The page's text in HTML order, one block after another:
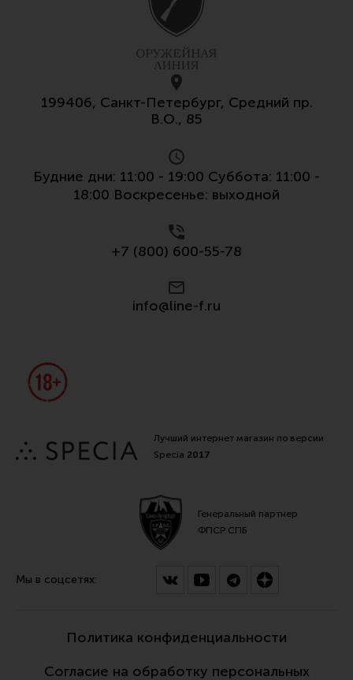
199406, Санкт-Петербург, Средний пр.
В.О., 85
Будние дни: 11:00 - 19:00 Суббота: 11:00 -
18:00 Воскресенье: выходной
+7 (800) 600-55-78
info@line-f.ru
Лучший интернет магазин по версии
Specia 2017
Генеральный партнер
ФПСР СПБ
Мы в соцсетях:
Политика конфиденциальности
Согласие на обработку персональных